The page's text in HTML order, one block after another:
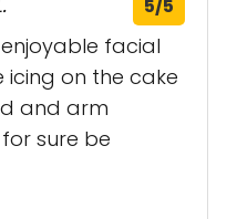
5/5
facial
on the cake
and arm
sure be